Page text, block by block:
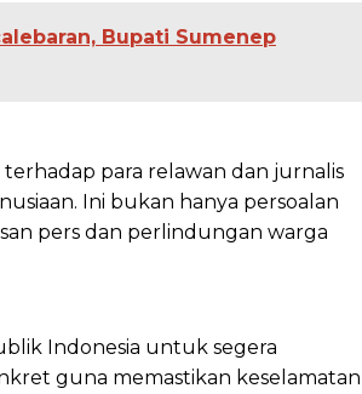
Bupati Sumenep
para relawan dan jurnalis
Ini bukan hanya persoalan
pers dan perlindungan warga
Indonesia untuk segera
guna memastikan keselamatan